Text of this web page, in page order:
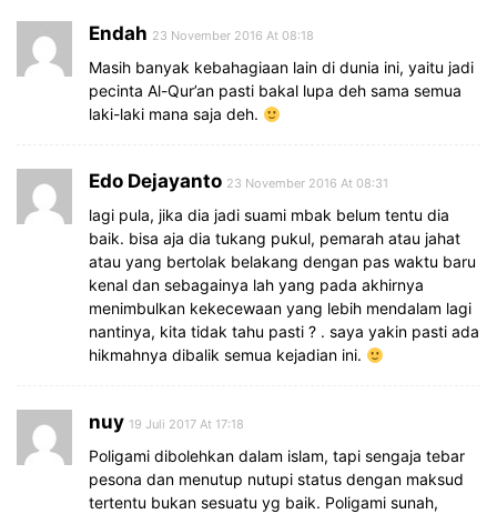
Endah 23 November 2016 At 08:18
Masih banyak kebahagiaan lain di dunia ini, yaitu jadi
pecinta Al-Qur’an pasti bakal lupa deh sama semua
laki-laki mana saja deh.
Edo Dejayanto 23 November 2016 At 08:31
lagi pula, jika dia jadi suami mbak belum tentu dia
baik. bisa aja dia tukang pukul, pemarah atau jahat
atau yang bertolak belakang dengan pas waktu baru
kenal dan sebagainya lah yang pada akhirnya
menimbulkan kekecewaan yang lebih mendalam lagi
nantinya, kita tidak tahu pasti ? . saya yakin pasti ada
hikmahnya dibalik semua kejadian ini.
nuy 19 Juli 2017 At 17:18
Poligami dibolehkan dalam islam, tapi sengaja tebar
pesona dan menutup nutupi status dengan maksud
tertentu bukan sesuatu yg baik. Poligami sunah,